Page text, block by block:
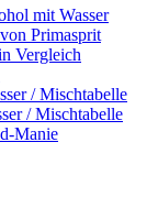
mit Wasser
Primasprit
Vergleich
/ Mischtabelle
/ Mischtabelle
Manie